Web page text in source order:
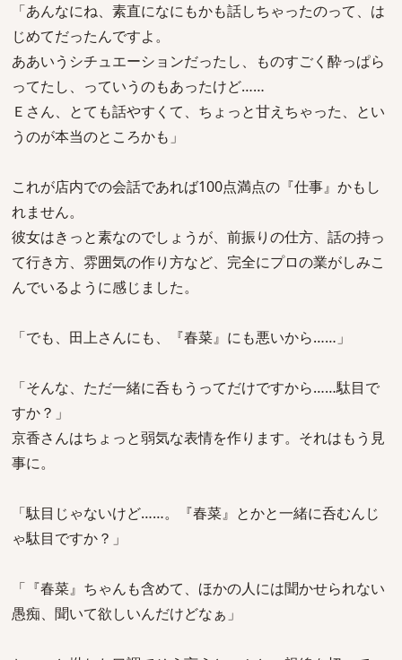
「あんなにね、素直になにもかも話しちゃったのって、は
じめてだったんですよ。
ああいうシチュエーションだったし、ものすごく酔っぱら
ってたし、っていうのもあったけど……
Ｅさん、とても話やすくて、ちょっと甘えちゃった、とい
うのが本当のところかも」
これが店内での会話であれば100点満点の『仕事』かもし
れません。
彼女はきっと素なのでしょうが、前振りの仕方、話の持っ
て行き方、雰囲気の作り方など、完全にプロの業がしみこ
んでいるように感じました。
「でも、田上さんにも、『春菜』にも悪いから……」
「そんな、ただ一緒に呑もうってだけですから……駄目で
すか？」
京香さんはちょっと弱気な表情を作ります。それはもう見
事に。
「駄目じゃないけど……。『春菜』とかと一緒に呑むんじ
ゃ駄目ですか？」
「『春菜』ちゃんも含めて、ほかの人には聞かせられない
愚痴、聞いて欲しいんだけどなぁ」